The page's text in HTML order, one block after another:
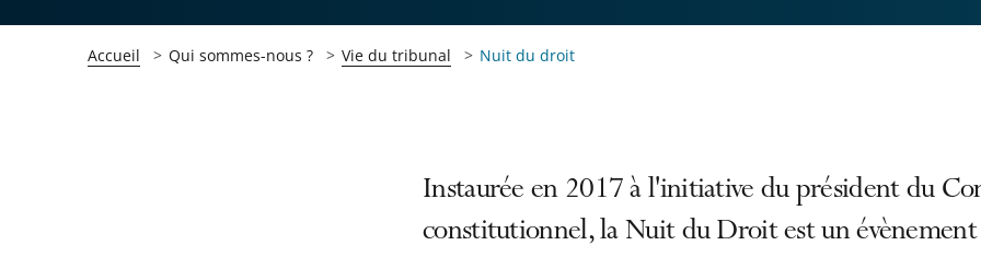
Accueil Qui sommes-nous ? Vie du tribunal Nuit du droit
Instaurée en 2017 à l'initiative du président du
constitutionnel, la Nuit du Droit est un évènement